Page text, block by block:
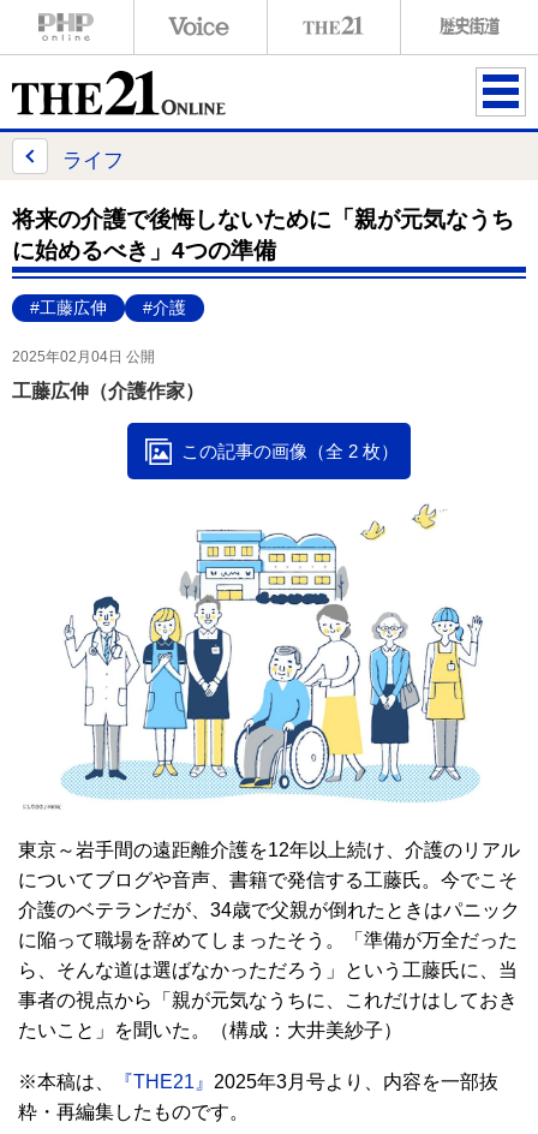
ME
ライフ
将来の介護で後悔しないために「親が元気なうち
に始めるべき」4つの準備
#工藤広伸 #介護
2025年02月04日 公開
工藤広伸（介護作家）
この記事の画像（全 2 枚）
東京～岩手間の遠距離介護を12年以上続け、介護のリアル
についてブログや音声、書籍で発信する工藤氏。今でこそ
介護のベテランだが、34歳で父親が倒れたときはパニック
に陥って職場を辞めてしまったそう。「準備が万全だった
ら、そんな道は選ばなかっただろう」という工藤氏に、当
事者の視点から「親が元気なうちに、これだけはしておき
たいこと」を聞いた。（構成：大井美紗子）
※本稿は、 『THE21』 2025年3月号より、内容を一部抜
粋・再編集したものです。